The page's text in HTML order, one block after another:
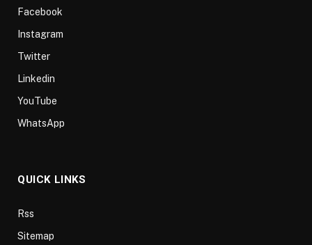
Facebook
Instagram
Twitter
Linkedin
YouTube
WhatsApp
QUICK LINKS
Rss
Sitemap